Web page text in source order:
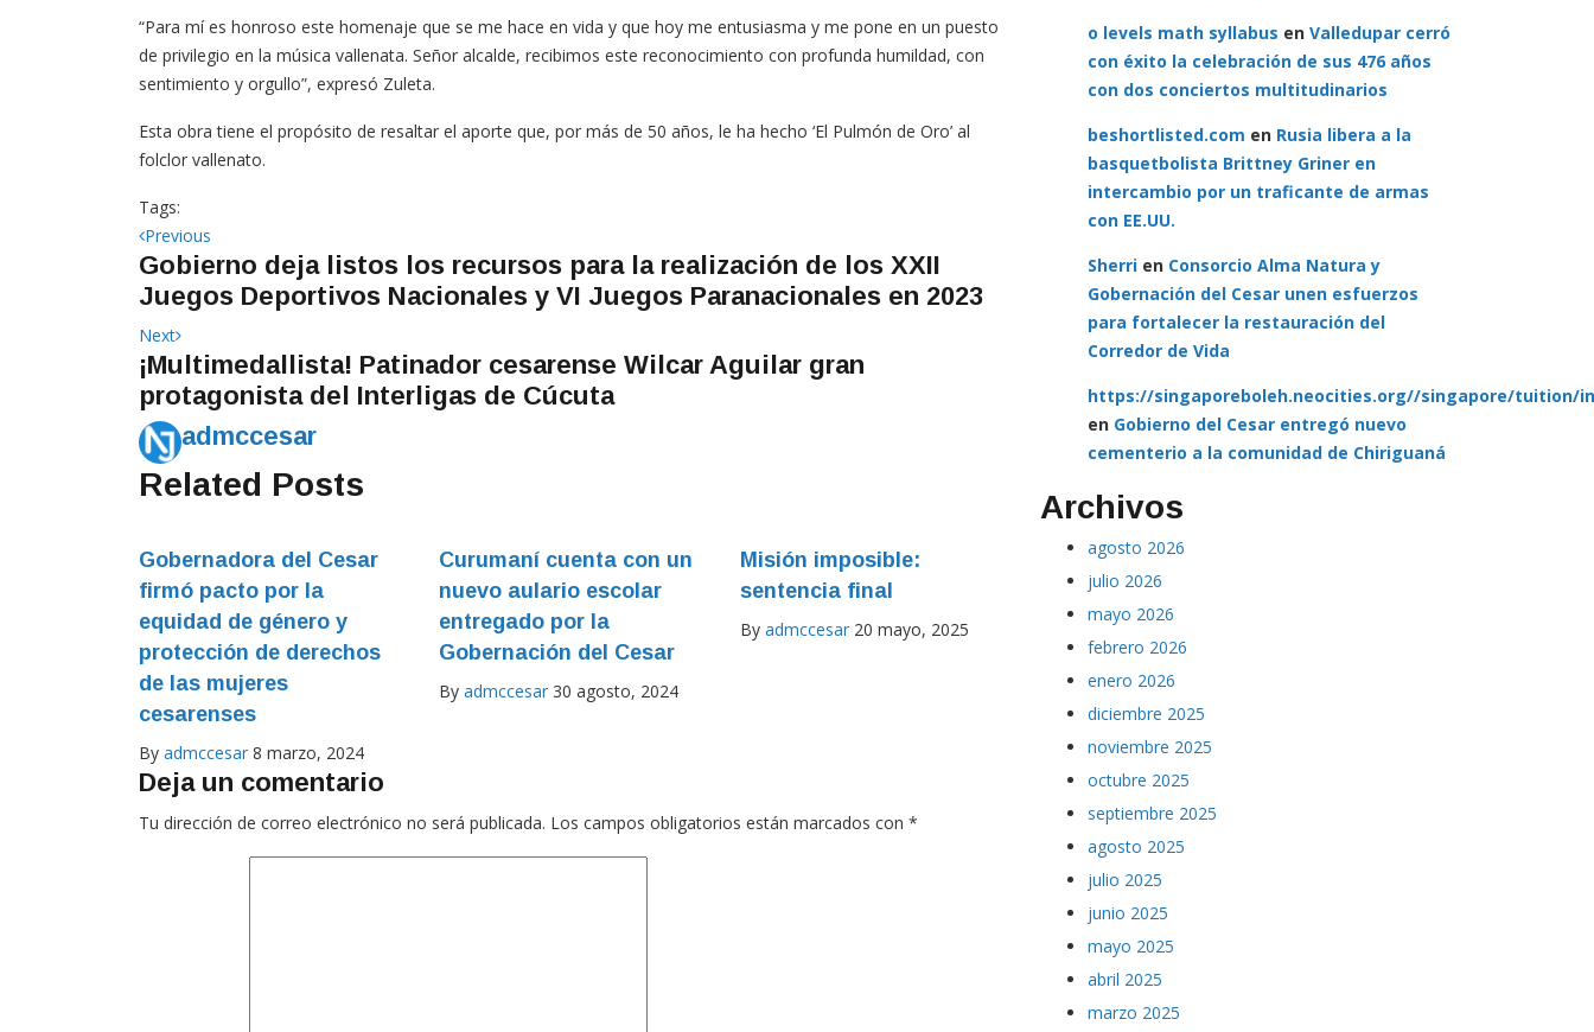
“Para mí es honroso este homenaje que se me hace en vida y que hoy me entusiasma y me pone en un puesto
de privilegio en la música vallenata. Señor alcalde, recibimos este reconocimiento con profunda humildad, con
sentimiento y orgullo”, expresó Zuleta.
Esta obra tiene el propósito de resaltar el aporte que, por más de 50 años, le ha hecho ‘El Pulmón de Oro’ al
folclor vallenato.
Tags:
Navegación
de
entradas
Previous
post:
Gobierno deja listos los recursos para la realización de los XXII
Juegos Deportivos Nacionales y VI Juegos Paranacionales en 2023
Next Next
post:
¡Multimedallista! Patinador cesarense Wilcar Aguilar gran
protagonista del Interligas de Cúcuta
admccesar
Related Posts
Gobernadora del Cesar
firmó pacto por la
equidad de género y
protección de derechos
de las mujeres
cesarenses
By admccesar 8 marzo, 2024
Curumaní cuenta con un
nuevo aulario escolar
entregado por la
Gobernación del Cesar
Byadmccesar 30 agosto, 2024
Misión imposible:
sentencia final
By admccesar 20 mayo, 2025
Deja un comentario
Tu dirección de correo electrónico no será publicada. Los campos obligatorios están marcados con *
o levels math syllabus en Valledupar cerró
con éxito la celebración de sus 476 años
con dos conciertos multitudinarios
beshortlisted.com en Rusia libera a la
basquetbolista Brittney Griner en
intercambio por un traficante de armas
con EE.UU.
Sherri en Consorcio Alma Natura y
Gobernación del Cesar unen esfuerzos
para fortalecer la restauración del
Corredor de Vida
https://singaporeboleh.neocities.org//singapore/tuition/
en Gobierno del Cesar entregó nuevo
cementerio a la comunidad de Chiriguaná
Archivos
agosto 2026
julio 2026
mayo 2026
febrero 2026
enero 2026
diciembre 2025
noviembre 2025
octubre 2025
septiembre 2025
agosto 2025
julio 2025
junio 2025
mayo 2025
abril 2025
marzo 2025